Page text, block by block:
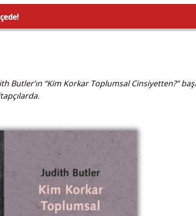
Butler’ın “Kim Korkar Toplumsal Cinsiyetten?”